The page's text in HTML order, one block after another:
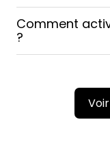
Comment
?